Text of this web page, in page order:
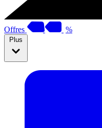
Offres %
Plus